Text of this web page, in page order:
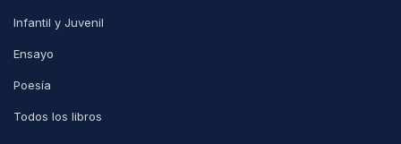
Infantil y Juvenil
Ensayo
Poesía
Todos los libros